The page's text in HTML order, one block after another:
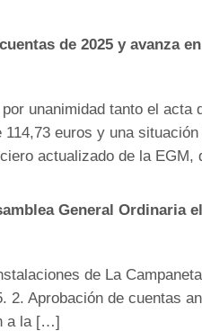
de 2025 y avanza
unanimidad tanto el
euros y una
actualizado de la
General Ordinaria
de La
2. Aprobación de cuentas
a la […]